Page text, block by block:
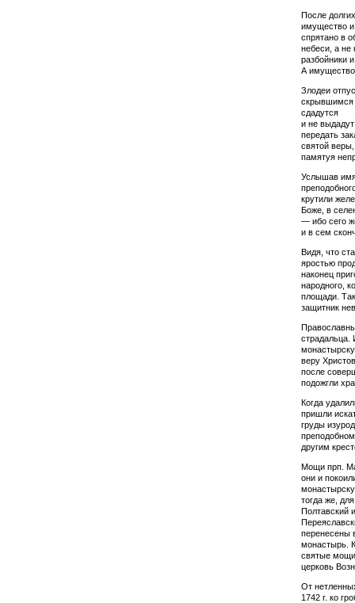
После
имущество и
спрятано в
небеси, а не
разбойники
А имущество
Злодеи
скрыв­шимся
сдадутся
и не
передать
святой
памятуя
Услышав
крутили
Боже, в
— ибо сего
и в сем
Видя, что
яростью
наконец
народного,
площади.
защитник
страдальца.
веру
после
подожгли
Когда
пришли
груды
другим
Мощи прп.
они и
тогда же,
Полтавский
перенесены
монастырь.
святые
церковь
От
1742 г. ко